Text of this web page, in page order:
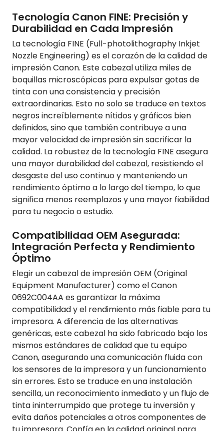
Tecnología Canon FINE: Precisión y
Durabilidad en Cada Impresión
La tecnología FINE (Full-photolithography Inkjet
Nozzle Engineering) es el corazón de la calidad de
impresión Canon. Este cabezal utiliza miles de
boquillas microscópicas para expulsar gotas de
tinta con una consistencia y precisión
extraordinarias. Esto no solo se traduce en textos
negros increíblemente nítidos y gráficos bien
definidos, sino que también contribuye a una
mayor velocidad de impresión sin sacrificar la
calidad. La robustez de la tecnología FINE asegura
una mayor durabilidad del cabezal, resistiendo el
desgaste del uso continuo y manteniendo un
rendimiento óptimo a lo largo del tiempo, lo que
significa menos reemplazos y una mayor fiabilidad
para tu negocio o estudio.
Compatibilidad OEM Asegurada:
Integración Perfecta y Rendimiento
Óptimo
Elegir un cabezal de impresión OEM (Original
Equipment Manufacturer) como el Canon
0692C004AA es garantizar la máxima
compatibilidad y el rendimiento más fiable para tu
impresora. A diferencia de las alternativas
genéricas, este cabezal ha sido fabricado bajo los
mismos estándares de calidad que tu equipo
Canon, asegurando una comunicación fluida con
los sensores de la impresora y un funcionamiento
sin errores. Esto se traduce en una instalación
sencilla, un reconocimiento inmediato y un flujo de
tinta ininterrumpido que protege tu inversión y
evita daños potenciales a otros componentes de